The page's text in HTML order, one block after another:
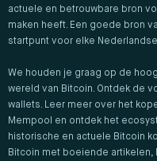
actuele en betrouwbare bron
maken heeft. Een goede bron
startpunt voor elke
We houden je graag op de
wereld van Bitcoin. Ontdek de
wallets. Leer meer over het
Mempool en ontdek het
historische en actuele Bitcoin
Bitcoin met boeiende